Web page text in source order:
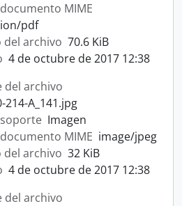
MIME
pdf
del archivo 70.6 KiB
4 de octubre de 2017 12:38
del archivo
214-A_141.jpg
Imagen
MIME image/jpeg
del archivo 32 KiB
4 de octubre de 2017 12:38
del archivo